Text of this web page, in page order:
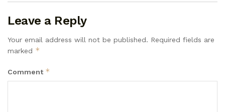
Leave a Reply
Your email address will not be published. Required fields are
marked *
Comment *